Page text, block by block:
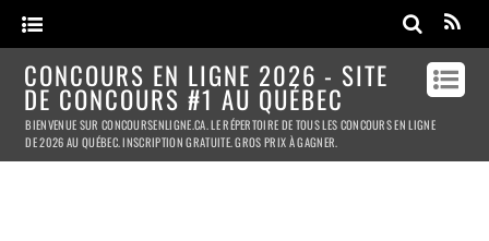
CONCOURS EN LIGNE 2026 - SITE
DE CONCOURS #1 AU QUÉBEC
BIENVENUE SUR CONCOURSENLIGNE.CA. LE RÉPERTOIRE DE TOUS LES CONCOURS EN LIGNE
DE 2026 AU QUÉBEC. INSCRIPTION GRATUITE. GROS PRIX À GAGNER.